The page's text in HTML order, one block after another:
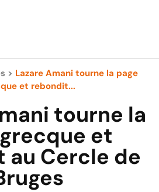
> Lazare Amani tourne la page
et rebondit...
tourne la
et
au Cercle de